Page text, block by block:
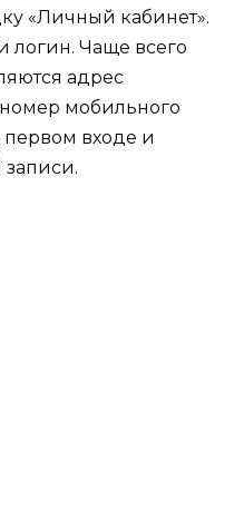
«Личный кабинет».
логин. Чаще всего
адрес
мобильного
первом входе и
записи.